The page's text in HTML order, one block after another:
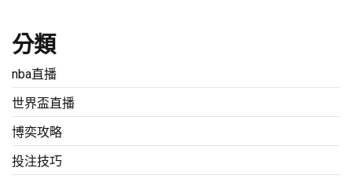
分類
nba直播
世界盃直播
博奕攻略
投注技巧